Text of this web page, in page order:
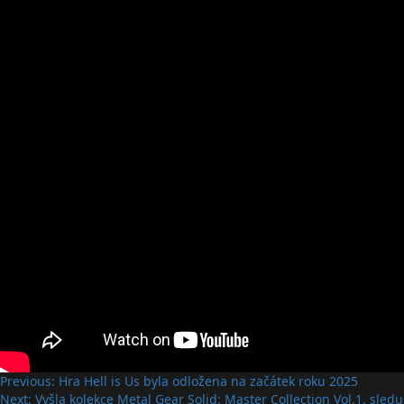
Post
Previous: Hra Hell is Us byla odložena na začátek roku 2025
Next: Vyšla kolekce Metal Gear Solid: Master Collection Vol.1,